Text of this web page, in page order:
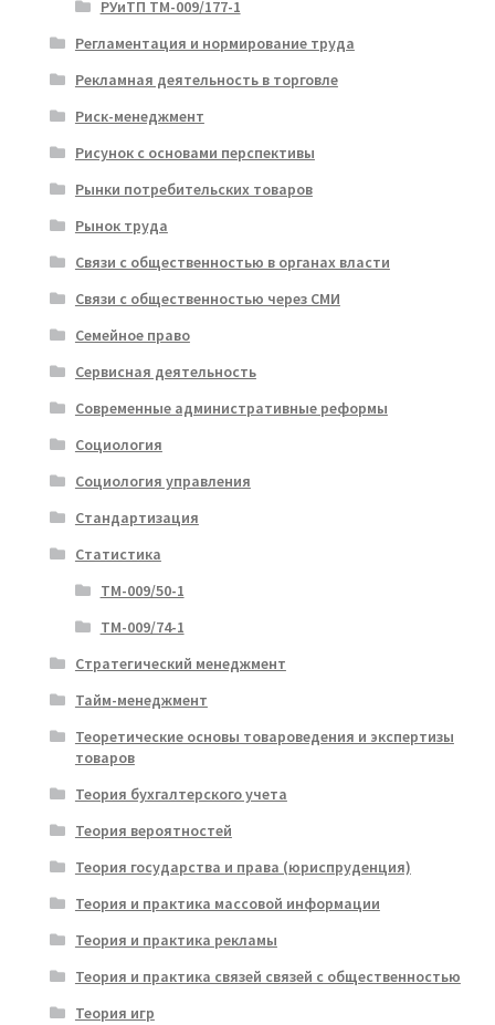
РУиТП ТМ-009/177-1
Регламентация и нормирование труда
Рекламная деятельность в торговле
Риск-менеджмент
Рисунок с основами перспективы
Рынки потребительских товаров
Рынок труда
Связи с общественностью в органах власти
Связи с общественностью через СМИ
Семейное право
Сервисная деятельность
Современные административные реформы
Социология
Социология управления
Стандартизация
Статистика
ТМ-009/50-1
ТМ-009/74-1
Стратегический менеджмент
Тайм-менеджмент
Теоретические основы товароведения и экспертизы
товаров
Теория бухгалтерского учета
Теория вероятностей
Теория государства и права (юриспруденция)
Теория и практика массовой информации
Теория и практика рекламы
Теория и практика связей связей с общественностью
Теория игр